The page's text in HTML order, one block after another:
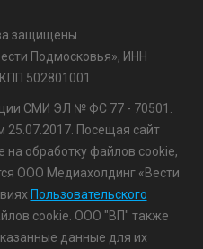
защищены
Подмосковья», ИНН
502801001
СМИ ЭЛ № ФС 77 - 70501.
Посещая сайт
на обработку файлов cookie,
ООО Медиахолдинг «Вести
Пользовательского
cookie. ООО "ВП" также
данные для их